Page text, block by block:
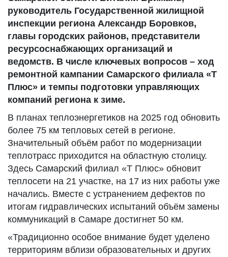
руководитель Государственной жилищной
инспекции региона Александр Боровков,
главы городских районов, представители
ресурсоснабжающих организаций и
ведомств. В числе ключевых вопросов – ход
ремонтной кампании Самарского филиала «Т
Плюс» и темпы подготовки управляющих
компаний региона к зиме.
В планах теплоэнергетиков на 2025 год обновить
более 75 км тепловых сетей в регионе.
Значительный объём работ по модернизации
теплотрасс приходится на областную столицу.
Здесь Самарский филиал «Т Плюс» обновит
теплосети на 21 участке, на 17 из них работы уже
начались. Вместе с устранением дефектов по
итогам гидравлических испытаний объём замены
коммуникаций в Самаре достигнет 50 км.
«Традиционно особое внимание будет уделено
территориям вблизи образовательных и других